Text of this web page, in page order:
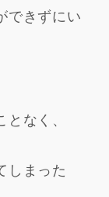
できずにい
なく、
しまった